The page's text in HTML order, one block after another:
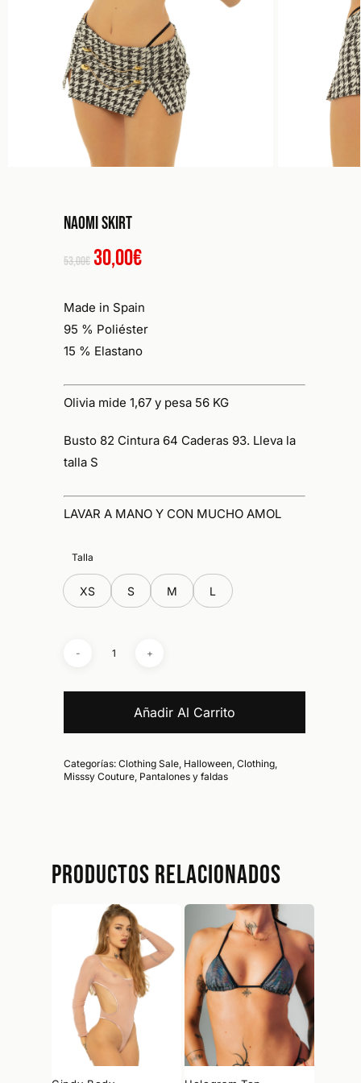
Go To Shop
Naomi Skirt
53,00€ El
original
era:
53,00€.
30,00€El
actual
es:
30,00€.
Made in Spain
95 % Poliéster
15 % Elastano
Olivia mide 1,67 y pesa 56 KG
Busto 82 Cintura 64 Caderas 93. Lleva la
talla S
LAVAR A MANO Y CON MUCHO AMOL
Talla
XS S M L
Añadir Al Carrito
Categorías: Clothing Sale, Halloween, Clothing,
Misssy Couture, Pantalones y faldas
Productos relacionados